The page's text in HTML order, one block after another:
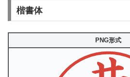
楷書体
PNG形式